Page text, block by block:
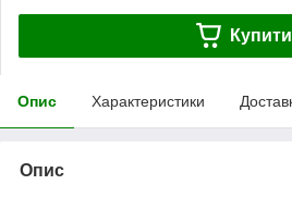
Купити
Опис Характеристики
Опис